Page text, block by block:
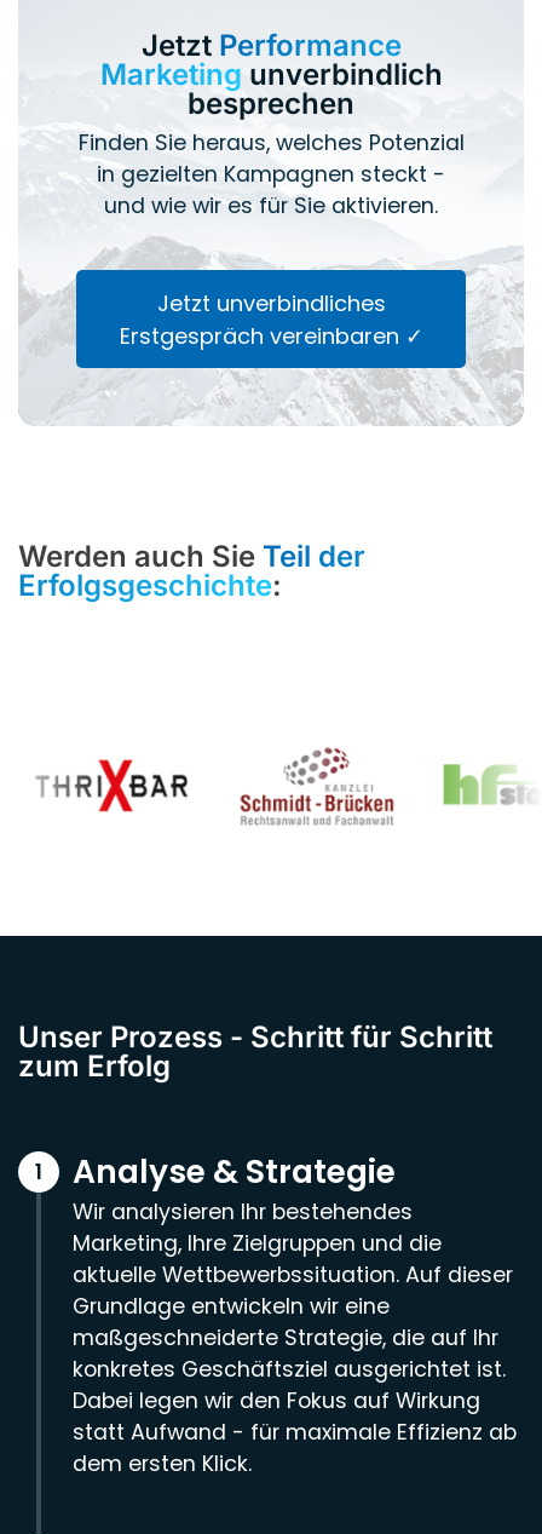
Jetzt Performance
Marketing unverbindlich
besprechen
Finden Sie heraus, welches Potenzial
in gezielten Kampagnen steckt -
und wie wir es für Sie aktivieren.
Jetzt unverbindliches
Erstgespräch vereinbaren ✓
Werden auch Sie Teil der
Erfolgsgeschichte:
Unser Prozess - Schritt für Schritt
zum Erfolg
Analyse & Strategie
Wir analysieren Ihr bestehendes
Marketing, Ihre Zielgruppen und die
aktuelle Wettbewerbssituation. Auf dieser
Grundlage entwickeln wir eine
maßgeschneiderte Strategie, die auf Ihr
konkretes Geschäftsziel ausgerichtet ist.
Dabei legen wir den Fokus auf Wirkung
statt Aufwand - für maximale Effizienz ab
dem ersten Klick.